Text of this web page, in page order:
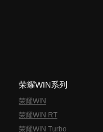
荣耀WIN系列
荣耀WIN
荣耀WIN RT
荣耀WIN Turbo